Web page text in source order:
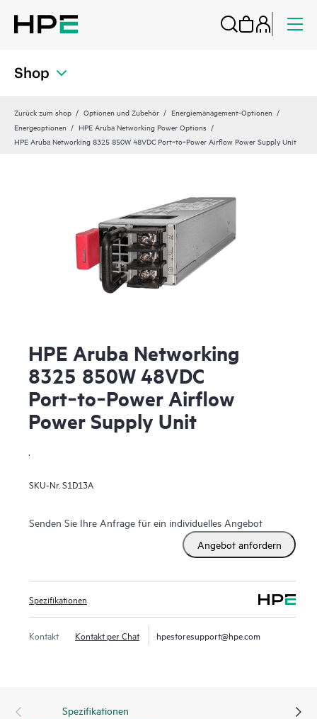
Shop
Zurück zum shop Optionen und Zubehör
Energiemanagement-Optionen
Energeoptionen
HPE Aruba Networking Power Options
HPE Aruba Networking 8325 850W 48VDC Port‑to‑Power Airflow Power Supply Unit
HPE Aruba Networking
8325 850W 48VDC
Port‑to‑Power Airflow
Power Supply Unit
SKU-Nr. S1D13A
Senden Sie Ihre Anfrage für ein individuelles Angebot
Angebot anfordern
Spezifikationen
Kontakt Kontakt per Chat hpestoresupport@hpe.com
Spezifikationen